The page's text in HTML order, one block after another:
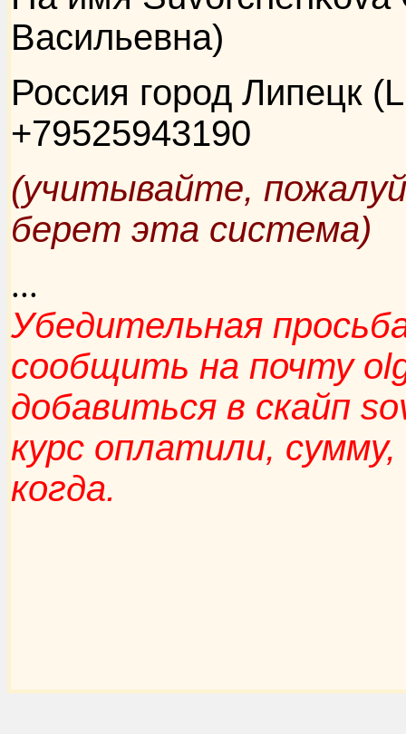
Васильевна)
Россия город Липецк
+79525943190
(учитывайте,
берет эта система)
...
Убедительная
сообщить на почту
добавиться в скайп
курс оплатили,
когда.